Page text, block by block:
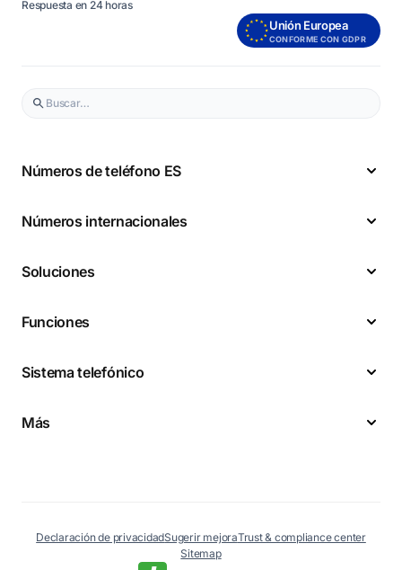
Respuesta en 24 horas
Unión Europea
CONFORME CON GDPR
Números de teléfono ES
Números internacionales
Soluciones
Funciones
Sistema telefónico
Más
Declaración de privacidadSugerir mejoraTrust & compliance center
Sitemap